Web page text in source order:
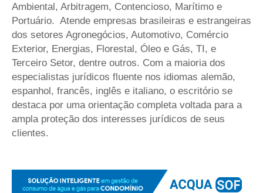
Ambiental, Arbitragem, Contencioso, Marítimo e
Portuário. Atende empresas brasileiras e estrangeiras
dos setores Agronegócios, Automotivo, Comércio
Exterior, Energias, Florestal, Óleo e Gás, TI, e
Terceiro Setor, dentre outros. Com a maioria dos
especialistas jurídicos fluente nos idiomas alemão,
espanhol, francês, inglês e italiano, o escritório se
destaca por uma orientação completa voltada para a
ampla proteção dos interesses jurídicos de seus
clientes.